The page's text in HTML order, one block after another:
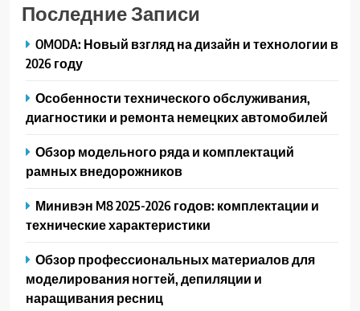
Последние Записи
OMODA: Новый взгляд на дизайн и технологии в
2026 году
Особенности технического обслуживания,
диагностики и ремонта немецких автомобилей
Обзор модельного ряда и комплектаций
рамных внедорожников
Минивэн M8 2025-2026 годов: комплектации и
технические характеристики
Обзор профессиональных материалов для
моделирования ногтей, депиляции и
наращивания ресниц